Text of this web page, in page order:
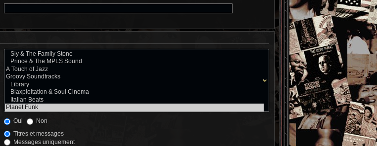
Oui
Non
Titres et messages
Messages uniquement